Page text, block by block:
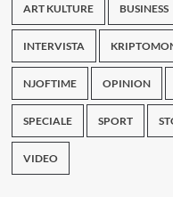
ART KULTURE BUSINESS
INTERVISTA
NJOFTIME OPINION
SPECIALE SPORT
VIDEO